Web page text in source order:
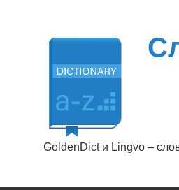
GoldenDict и Lingvo –